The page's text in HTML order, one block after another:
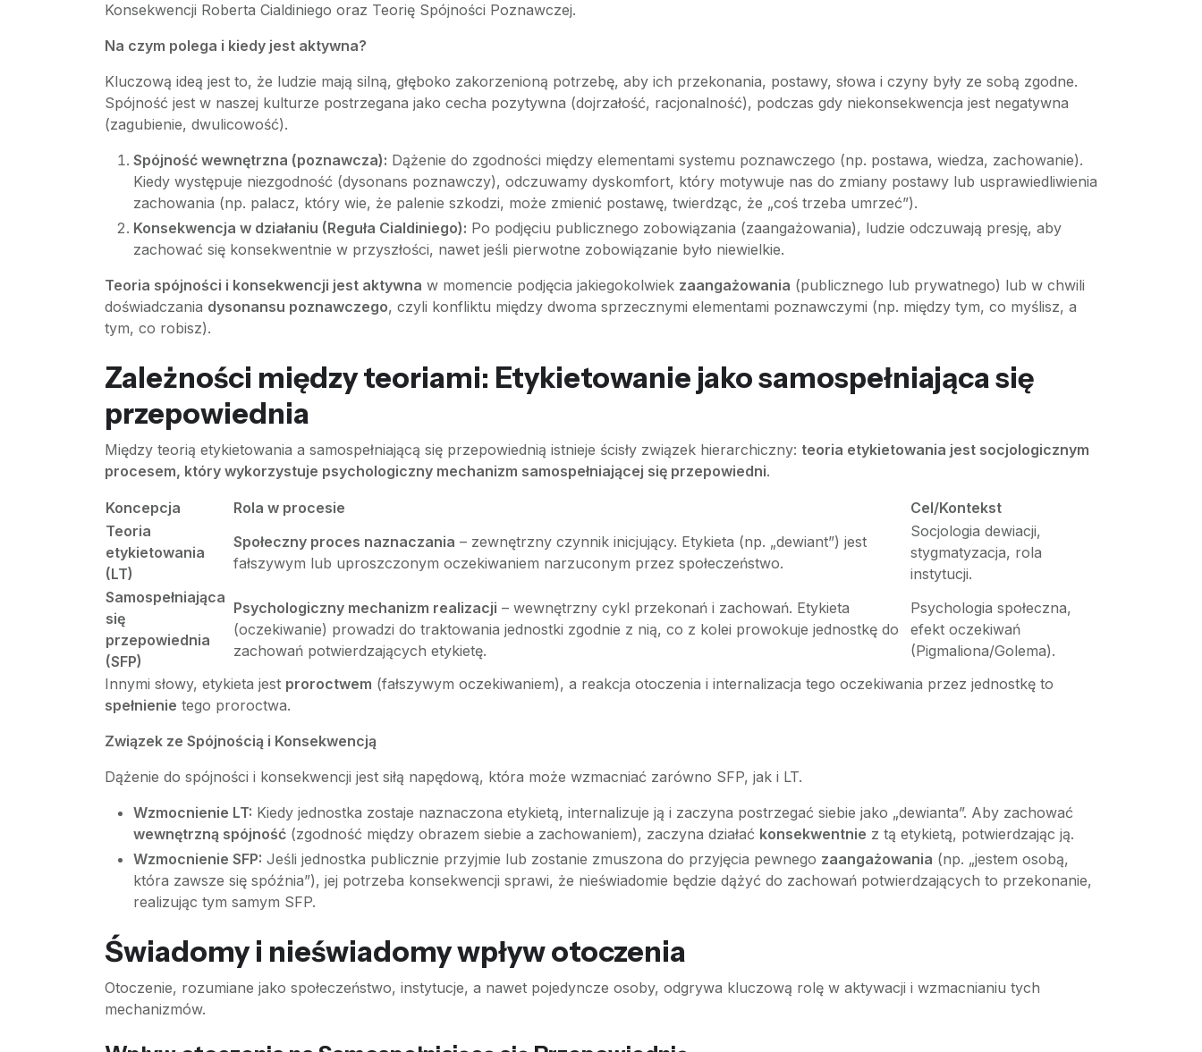
Konsekwencji Roberta Cialdiniego oraz Teorię Spójności Poznawczej.
Na czym polega i kiedy jest aktywna?
Kluczową ideą jest to, że ludzie mają silną, głęboko zakorzenioną potrzebę, aby ich przekonania, postawy, słowa i czyny były ze sobą zgodne.
Spójność jest w naszej kulturze postrzegana jako cecha pozytywna (dojrzałość, racjonalność), podczas gdy niekonsekwencja jest negatywna
(zagubienie, dwulicowość).
Spójność wewnętrzna (poznawcza): Dążenie do zgodności między elementami systemu poznawczego (np. postawa, wiedza, zachowanie).
Kiedy występuje niezgodność (dysonans poznawczy), odczuwamy dyskomfort, który motywuje nas do zmiany postawy lub usprawiedliwienia
zachowania (np. palacz, który wie, że palenie szkodzi, może zmienić postawę, twierdząc, że „coś trzeba umrzeć”).
Konsekwencja w działaniu (Reguła Cialdiniego): Po podjęciu publicznego zobowiązania (zaangażowania), ludzie odczuwają presję, aby
zachować się konsekwentnie w przyszłości, nawet jeśli pierwotne zobowiązanie było niewielkie.
Teoria spójności i konsekwencji jest aktywna w momencie podjęcia jakiegokolwiek zaangażowania (publicznego lub prywatnego) lub w chwili
doświadczania dysonansu poznawczego, czyli konfliktu między dwoma sprzecznymi elementami poznawczymi (np. między tym, co myślisz, a
tym, co robisz).
Zależności między teoriami: Etykietowanie jako samospełniająca się
przepowiednia
Między teorią etykietowania a samospełniającą się przepowiednią istnieje ścisły związek hierarchiczny: teoria etykietowania jest socjologicznym
procesem, który wykorzystuje psychologiczny mechanizm samospełniającej się przepowiedni.
Koncepcja Rola w procesie
Cel/Kontekst
Teoria
etykietowania
(LT)
Społeczny proces naznaczania – zewnętrzny czynnik inicjujący. Etykieta (np. „dewiant”) jest
fałszywym lub uproszczonym oczekiwaniem narzuconym przez społeczeństwo.
Socjologia dewiacji,
stygmatyzacja, rola
instytucji.
Samospełniająca
się
przepowiednia
(SFP)
Psychologiczny mechanizm realizacji – wewnętrzny cykl przekonań i zachowań. Etykieta
(oczekiwanie) prowadzi do traktowania jednostki zgodnie z nią, co z kolei prowokuje jednostkę do
zachowań potwierdzających etykietę.
Psychologia społeczna,
efekt oczekiwań
(Pigmaliona/Golema).
Innymi słowy, etykieta jest proroctwem (fałszywym oczekiwaniem), a reakcja otoczenia i internalizacja tego oczekiwania przez jednostkę to
spełnienie tego proroctwa.
Związek ze Spójnością i Konsekwencją
Dążenie do spójności i konsekwencji jest siłą napędową, która może wzmacniać zarówno SFP, jak i LT.
Wzmocnienie LT: Kiedy jednostka zostaje naznaczona etykietą, internalizuje ją i zaczyna postrzegać siebie jako „dewianta”. Aby zachować
wewnętrzną spójność (zgodność między obrazem siebie a zachowaniem), zaczyna działać konsekwentnie z tą etykietą, potwierdzając ją.
Wzmocnienie SFP: Jeśli jednostka publicznie przyjmie lub zostanie zmuszona do przyjęcia pewnego zaangażowania (np. „jestem osobą,
która zawsze się spóźnia”), jej potrzeba konsekwencji sprawi, że nieświadomie będzie dążyć do zachowań potwierdzających to przekonanie,
realizując tym samym SFP.
Świadomy i nieświadomy wpływ otoczenia
Otoczenie, rozumiane jako społeczeństwo, instytucje, a nawet pojedyncze osoby, odgrywa kluczową rolę w aktywacji i wzmacnianiu tych
mechanizmów.